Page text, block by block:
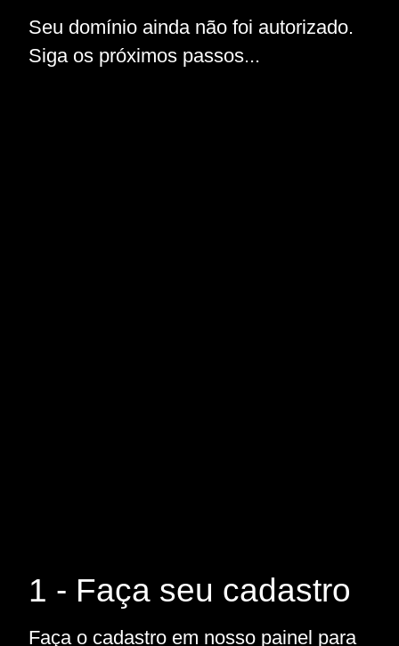
Seu domínio ainda não foi autorizado.
Siga os próximos passos...
1 - Faça seu cadastro
Faça o cadastro em nosso painel para